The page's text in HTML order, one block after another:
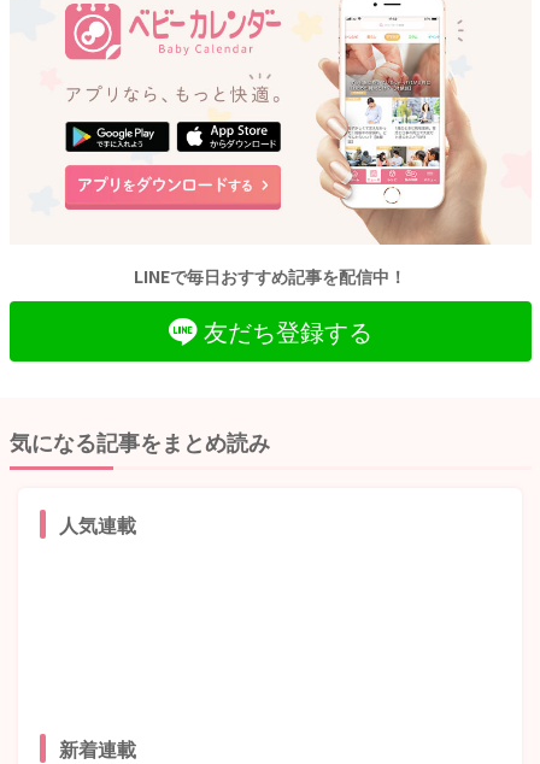
LINEで毎日おすすめ記事を配信中！
友だち登録する
気になる記事をまとめ読み
人気連載
新着連載